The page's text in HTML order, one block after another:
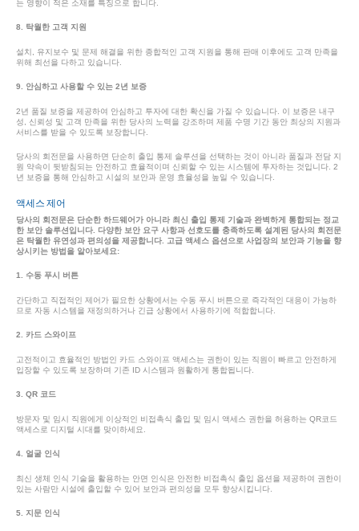
는 영향이 적은 소재를 특징으로 합니다.
8. 탁월한 고객 지원
설치, 유지보수 및 문제 해결을 위한 종합적인 고객 지원을 통해 판매 이후에도 고객 만족을
위해 최선을 다하고 있습니다.
9. 안심하고 사용할 수 있는 2년 보증
2년 품질 보증을 제공하여 안심하고 투자에 대한 확신을 가질 수 있습니다. 이 보증은 내구
성, 신뢰성 및 고객 만족을 위한 당사의 노력을 강조하며 제품 수명 기간 동안 최상의 지원과
서비스를 받을 수 있도록 보장합니다.
당사의 회전문을 사용하면 단순히 출입 통제 솔루션을 선택하는 것이 아니라 품질과 전담 지
원 약속이 뒷받침되는 안전하고 효율적이며 신뢰할 수 있는 시스템에 투자하는 것입니다. 2
년 보증을 통해 안심하고 시설의 보안과 운영 효율성을 높일 수 있습니다.
액세스 제어
당사의 회전문은 단순한 하드웨어가 아니라 최신 출입 통제 기술과 완벽하게 통합되는 정교
한 보안 솔루션입니다. 다양한 보안 요구 사항과 선호도를 충족하도록 설계된 당사의 회전문
은 탁월한 유연성과 편의성을 제공합니다. 고급 액세스 옵션으로 사업장의 보안과 기능을 향
상시키는 방법을 알아보세요:
1. 수동 푸시 버튼
간단하고 직접적인 제어가 필요한 상황에서는 수동 푸시 버튼으로 즉각적인 대응이 가능하
므로 자동 시스템을 재정의하거나 긴급 상황에서 사용하기에 적합합니다.
2. 카드 스와이프
고전적이고 효율적인 방법인 카드 스와이프 액세스는 권한이 있는 직원이 빠르고 안전하게
입장할 수 있도록 보장하며 기존 ID 시스템과 원활하게 통합됩니다.
3. QR 코드
방문자 및 임시 직원에게 이상적인 비접촉식 출입 및 임시 액세스 권한을 허용하는 QR코드
액세스로 디지털 시대를 맞이하세요.
4. 얼굴 인식
최신 생체 인식 기술을 활용하는 안면 인식은 안전한 비접촉식 출입 옵션을 제공하여 권한이
있는 사람만 시설에 출입할 수 있어 보안과 편의성을 모두 향상시킵니다.
5. 지문 인식